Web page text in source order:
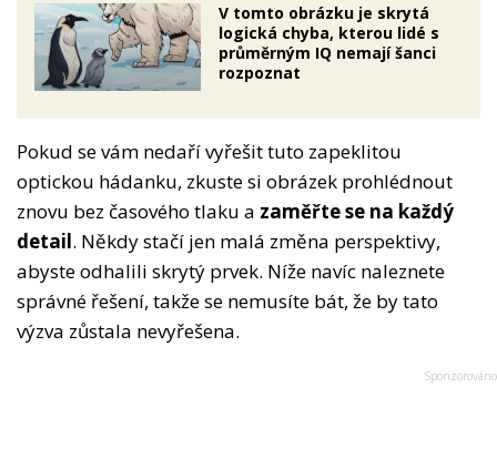
V tomto obrázku je skrytá
logická chyba, kterou lidé s
průměrným IQ nemají šanci
rozpoznat
Pokud se vám nedaří vyřešit tuto zapeklitou
optickou hádanku, zkuste si obrázek prohlédnout
znovu bez časového tlaku a zaměřte se na každý
detail. Někdy stačí jen malá změna perspektivy,
abyste odhalili skrytý prvek. Níže navíc naleznete
správné řešení, takže se nemusíte bát, že by tato
výzva zůstala nevyřešena.